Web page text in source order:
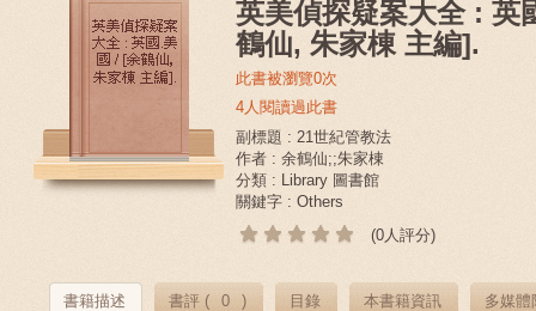
英美偵探疑案大全 : 英
鶴仙, 朱家棟 主編].
此書被瀏覽0次
4人閱讀過此書
副標題 : 21世紀管教法
作者 : 余鶴仙;;朱家棟
分類 : Library 圖書館
關鍵字 : Others
(0人評分)
書籍描述 書評 ( 0 ) 目錄 本書籍資訊 多媒體